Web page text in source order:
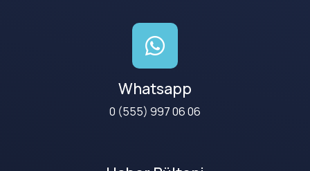
Whatsapp
0 (555) 997 06 06